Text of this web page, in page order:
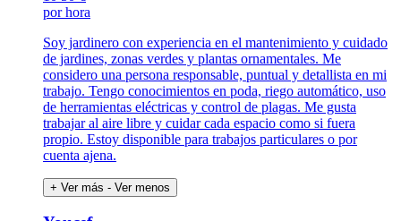
por hora
Soy jardinero con experiencia en el mantenimiento y cuidado
de jardines, zonas verdes y plantas ornamentales. Me
considero una persona responsable, puntual y detallista en mi
trabajo. Tengo conocimientos en poda, riego automático, uso
de herramientas eléctricas y control de plagas. Me gusta
trabajar al aire libre y cuidar cada espacio como si fuera
propio. Estoy disponible para trabajos particulares o por
cuenta ajena.
+ Ver más - Ver menos